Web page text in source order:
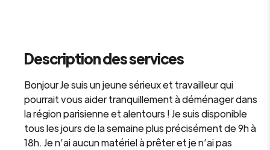
Description des services
Bonjour Je suis un jeune sérieux et travailleur qui
pourrait vous aider tranquillement à déménager dans
la région parisienne et alentours ! Je suis disponible
tous les jours de la semaine plus précisément de 9h à
18h. Je n’ai aucun matériel à prêter et je n’ai pas